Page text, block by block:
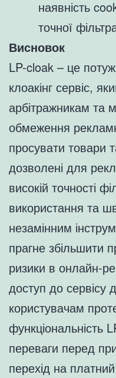
наявність
точної
Висновок
LP-cloak – це
клоакінг сервіс,
арбітражникам та
обмеження
просувати товари
дозволені для
високій точності
використання та
незамінним
прагне збільшити
ризики в онлайн-
доступ до сервісу
користувачам
функціональність
переваги перед
перехід на